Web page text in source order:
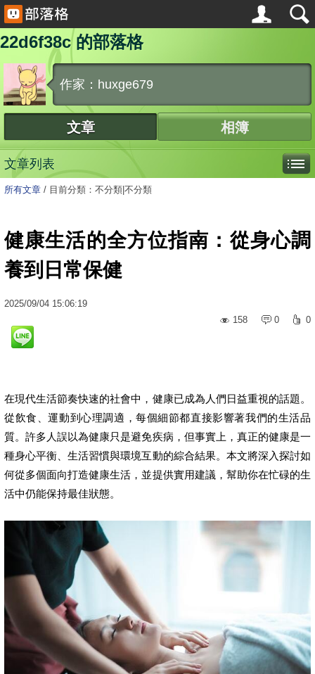
22d6f38c 的部落格
作家：huxge679
文章 相簿
文章列表
所有文章 / 目前分類：不分類|不分類
健康生活的全方位指南：從身心調
養到日常保健
2025/09/04 15:06:19
158
0 0
在現代生活節奏快速的社會中，健康已成為人們日益重視的話題。
從飲食、運動到心理調適，每個細節都直接影響著我們的生活品
質。許多人誤以為健康只是避免疾病，但事實上，真正的健康是一
種身心平衡、生活習慣與環境互動的綜合結果。本文將深入探討如
何從多個面向打造健康生活，並提供實用建議，幫助你在忙碌的生
活中仍能保持最佳狀態。